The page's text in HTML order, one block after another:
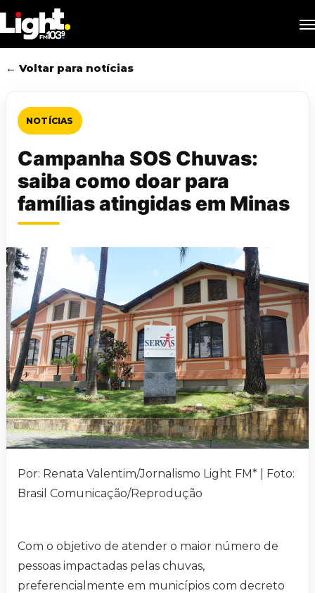
to
main
content
← Voltar para notícias
NOTÍCIAS
Campanha SOS Chuvas:
saiba como doar para
famílias atingidas em Minas
Por: Renata Valentim/Jornalismo Light FM* | Foto:
Brasil Comunicação/Reprodução
Com o objetivo de atender o maior número de
pessoas impactadas pelas chuvas,
preferencialmente em municípios com decreto